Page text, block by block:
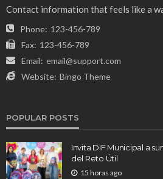
Contact information that feels like a
Phone: 123-456-789
Fax: 123-456-789
Email: email@support.com
Website: Bingo Theme
POPULAR POSTS
Invita DIF Municipal a
del Reto Útil
15 horas ago